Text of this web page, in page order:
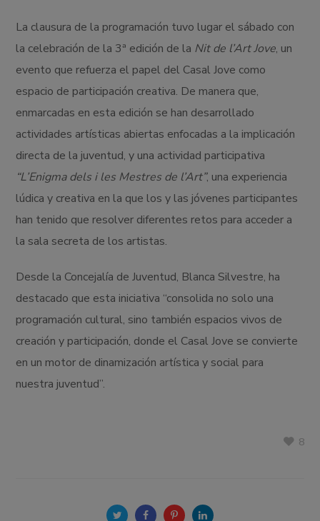
La clausura de la programación tuvo lugar el sábado con
la celebración de la 3ª edición de la Nit de l’Art Jove, un
evento que refuerza el papel del Casal Jove como
espacio de participación creativa. De manera que,
enmarcadas en esta edición se han desarrollado
actividades artísticas abiertas enfocadas a la implicación
directa de la juventud, y una actividad participativa
“L’Enigma dels i les Mestres de l’Art”, una experiencia
lúdica y creativa en la que los y las jóvenes participantes
han tenido que resolver diferentes retos para acceder a
la sala secreta de los artistas.
Desde la Concejalía de Juventud, Blanca Silvestre, ha
destacado que esta iniciativa “consolida no solo una
programación cultural, sino también espacios vivos de
creación y participación, donde el Casal Jove se convierte
en un motor de dinamización artística y social para
nuestra juventud”.
8